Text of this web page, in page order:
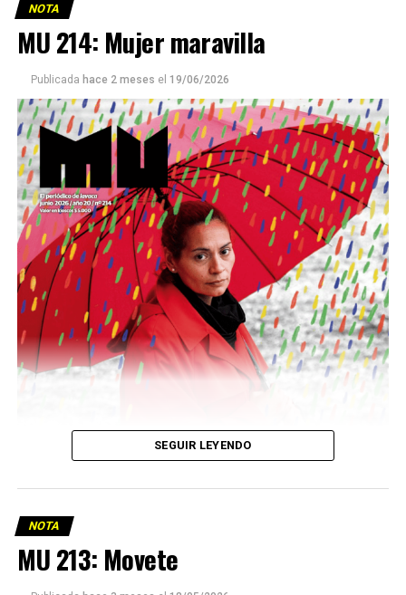
Este número 215 de MU ☝️viene con doble tapa, que
podría ser una frase:
Sin chamuyo, a remarla.
Descargar la Mu en PDF
NOTA
MU 214: Mujer maravilla
Publicada hace 2 meses el 19/06/2026
SEGUIR LEYENDO
NOTA
MU 213: Movete